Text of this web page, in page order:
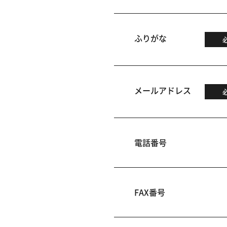
ふりがな
メールアドレス
電話番号
FAX番号